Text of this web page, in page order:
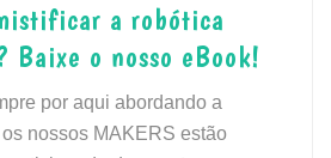
a robótica
Baixe o nosso eBook!
por aqui abordando a
nossos MAKERS estão